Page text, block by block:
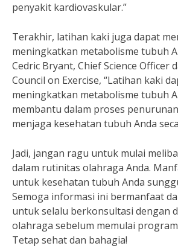
penyakit kardiovaskular.”
Terakhir, latihan kaki juga dapat
meningkatkan metabolisme tubuh
Cedric Bryant, Chief Science Officer
Council on Exercise, “Latihan kaki
meningkatkan metabolisme tubuh
membantu dalam proses
menjaga kesehatan tubuh Anda
Jadi, jangan ragu untuk mulai
dalam rutinitas olahraga Anda.
untuk kesehatan tubuh Anda
Semoga informasi ini bermanfaat
untuk selalu berkonsultasi dengan
olahraga sebelum memulai
Tetap sehat dan bahagia!